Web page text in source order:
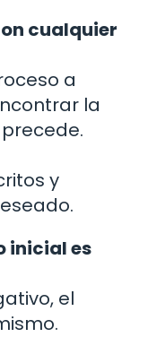
cualquier
a
la
y
inicial es
el